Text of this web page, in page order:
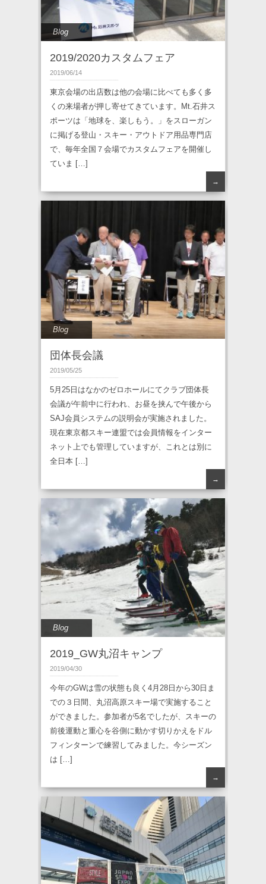
Blog
2019/2020カスタムフェア
2019/06/14
東京会場の出店数は他の会場に比べても多く多
くの来場者が押し寄せてきています。Mt.石井ス
ポーツは「地球を、楽しもう。」をスローガン
に掲げる登山・スキー・アウトドア用品専門店
で、毎年全国７会場でカスタムフェアを開催し
ていま […]
→
Blog
団体長会議
2019/05/25
5月25日はなかのゼロホールにてクラブ団体長
会議が午前中に行われ、お昼を挟んで午後から
SAJ会員システムの説明会が実施されました。
現在東京都スキー連盟では会員情報をインター
ネット上でも管理していますが、これとは別に
全日本 […]
→
Blog
2019_GW丸沼キャンプ
2019/04/30
今年のGWは雪の状態も良く4月28日から30日ま
での３日間、丸沼高原スキー場で実施すること
ができました。参加者が5名でしたが、スキーの
前後運動と重心を谷側に動かす切りかえをドル
フィンターンで練習してみました。今シーズン
は […]
→